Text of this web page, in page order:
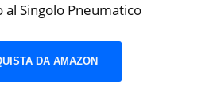
Singolo Pneumatico
DA AMAZON